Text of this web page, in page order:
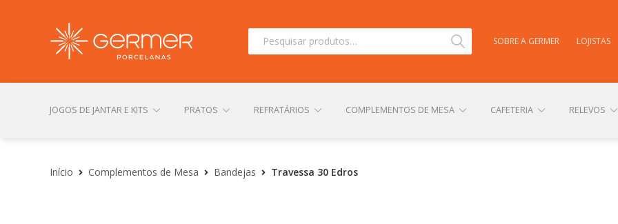
Pesquisar
Pesquisar SOBRE A GERMER LOJISTAS
JOGOS DE JANTAR E KITS PRATOS REFRATÁRIOS COMPLEMENTOS DE MESA CAFETERIA RELEVOS
Início Complementos de Mesa Bandejas Travessa 30 Edros